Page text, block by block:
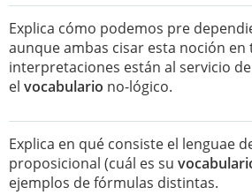
Explica cómo podemos pre
aunque ambas cisar esta noción
interpretaciones están al servicio
el vocabulario no-lógico.
Explica en qué consiste el lenguae
proposicional (cuál es su
ejemplos de fórmulas distintas.